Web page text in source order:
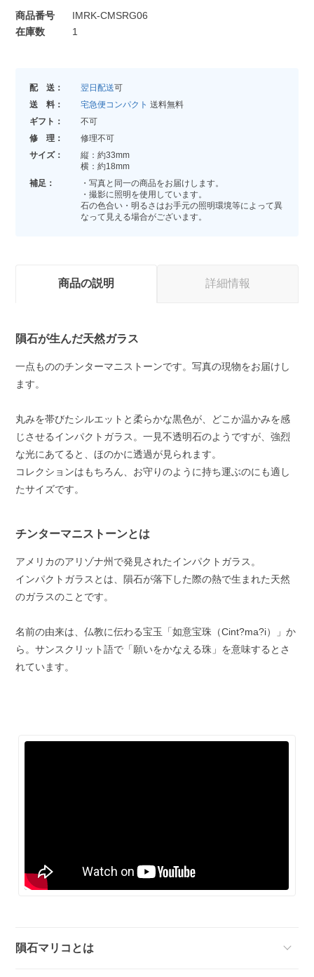
商品番号
IMRK-CMSRG06
在庫数
1
配 送： 翌日配送可
送 料：
宅急便コンパクト 送料無料
ギフト：
不可
修 理：
修理不可
サイズ：
縦：約33mm
横：約18mm
補足：
・写真と同一の商品をお届けします。
・撮影に照明を使用しています。
石の色合い・明るさはお手元の照明環境等によって異
なって見える場合がございます。
商品の説明 詳細情報
隕石が生んだ天然ガラス
一点もののチンターマニストーンです。写真の現物をお届けし
ます。
丸みを帯びたシルエットと柔らかな黒色が、どこか温かみを感
じさせるインパクトガラス。一見不透明石のようですが、強烈
な光にあてると、ほのかに透過が見られます。
コレクションはもちろん、お守りのように持ち運ぶのにも適し
たサイズです。
チンターマニストーンとは
アメリカのアリゾナ州で発見されたインパクトガラス。
インパクトガラスとは、隕石が落下した際の熱で生まれた天然
のガラスのことです。
名前の由来は、仏教に伝わる宝玉「如意宝珠（Cint?ma?i）」か
ら。サンスクリット語で「願いをかなえる珠」を意味するとさ
れています。
隕石マリコとは